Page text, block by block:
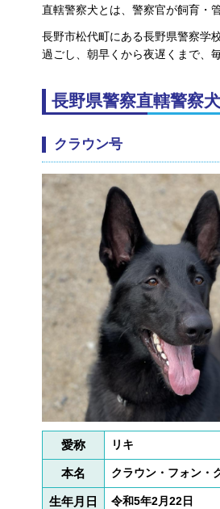
直轄警察犬とは、警察官が飼育・
長野市松代町にある長野県警察学
過ごし、朝早くから夜遅くまで、
長野県警察直轄警察
クラウン号
愛称 リキ
本名 クラウン・フォン・
生年月日 令和5年2月22日